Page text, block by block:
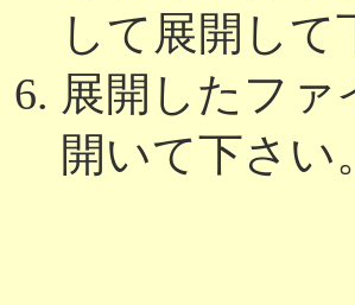
して展開して
展開したファ
開いて下さい。